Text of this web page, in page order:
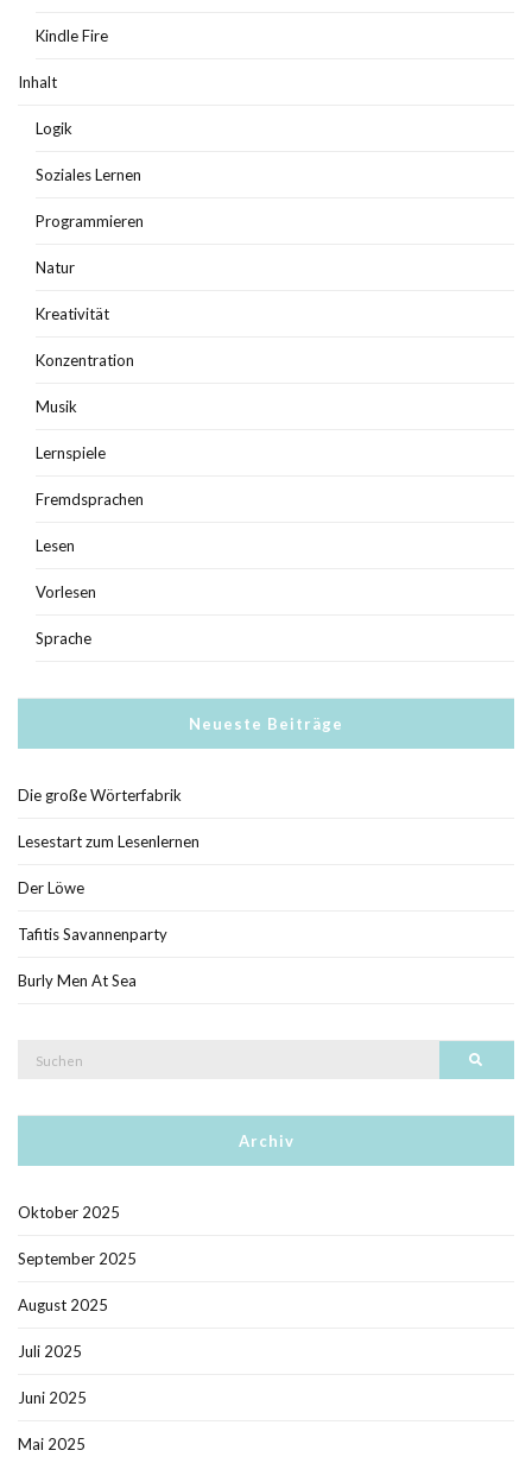
Kindle Fire
Inhalt
Logik
Soziales Lernen
Programmieren
Natur
Kreativität
Konzentration
Musik
Lernspiele
Fremdsprachen
Lesen
Vorlesen
Sprache
Neueste Beiträge
Die große Wörterfabrik
Lesestart zum Lesenlernen
Der Löwe
Tafitis Savannenparty
Burly Men At Sea
Archiv
Oktober 2025
September 2025
August 2025
Juli 2025
Juni 2025
Mai 2025